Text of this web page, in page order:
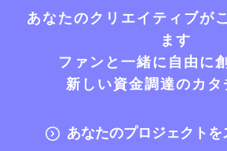
あなたのクリエイティブが
ます
ファンと一緒に自由に
新しい資金調達のカタ
あなたのプロジェクト